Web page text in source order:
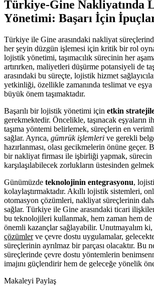
Türkiye-Gine Nakliyatında
Yönetimi: Başarı İçin
Türkiye ile Gine arasındaki nakliyat
her şeyin düzgün işlemesi için kritik bir rol
lojistik yönetimi, taşımacılık sürecinin her
artırırken, maliyetleri düşürme potansiyeli de
arasındaki bu süreçte, lojistik hizmet
yetkinliği, özellikle zamanında teslimat ve eşya
büyük önem taşımaktadır.
Başarılı bir lojistik yönetimi için etkin
gerekmektedir. Öncelikle, taşınacak eşyaların
taşıma yöntemi belirlemek, süreçlerin en
sağlar. Ayrıca, gümrük işlemleri ve gerekli
hazırlanması, olası gecikmelerin önüne geçer.
bir nakliyat firması ile işbirliği yapmak, sürecin
karşılaşılabilecek zorlukların üstesinden
Günümüzde teknolojinin entegrasyonu,
kolaylaştırmaktadır. Akıllı lojistik sistemleri,
otomasyon çözümleri, nakliyat süreçlerinin
sağlar. Türkiye ile Gine arasındaki ticari
bu teknolojileri kullanmak, hem zaman hem de
önemli kazançlar sağlayabilir. Unutmayalım ki,
çözümlerve çevre dostu uygulamalar,
süreçlerinin ayrılmaz bir parçası olacaktır. Bu
süreçlerinde çevre dostu yöntemlerin
imajını güçlendirir hem de geleceğe yönelik
Makaleyi Paylaş